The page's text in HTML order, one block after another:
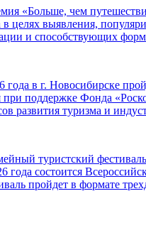
«Больше, чем
целях выявления,
и способствующих
года в г. Новосибирске
поддержке Фонда
развития туризма и
туристский
года состоится
пройдет в формате